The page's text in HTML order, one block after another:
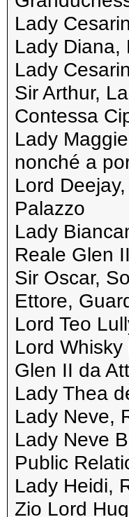
Lady
Lady Diana,
Lady
Sir Arthur,
Contessa
Lady
nonché a
Lord
Palazzo
Lady
Reale Glen
Sir Oscar,
Ettore,
Lord Teo
Lord
Glen II da
Lady Thea
Lady Neve,
Lady Neve
Public
Lady Heidi,
Zio Lord